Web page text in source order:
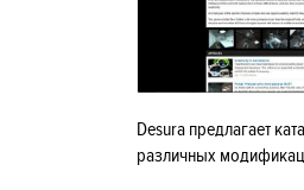
Desura предлагает
различных